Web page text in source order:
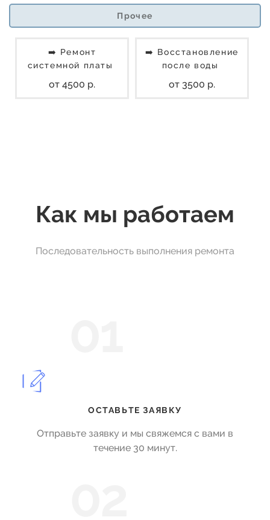
Прочее
➡️ Ремонт
системной платы
от 4500 р.
➡️ Восстановление
после воды
от 3500 р.
Как мы работаем
Последовательность выполнения ремонта
ОСТАВЬТЕ ЗАЯВКУ
Отправьте заявку и мы свяжемся с вами в
течение 30 минут.